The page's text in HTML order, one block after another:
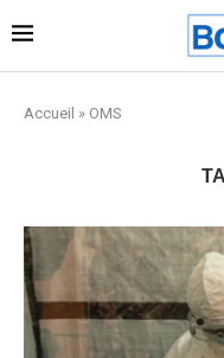
Accueil » OMS